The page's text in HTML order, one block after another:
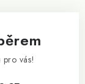
pro vás!